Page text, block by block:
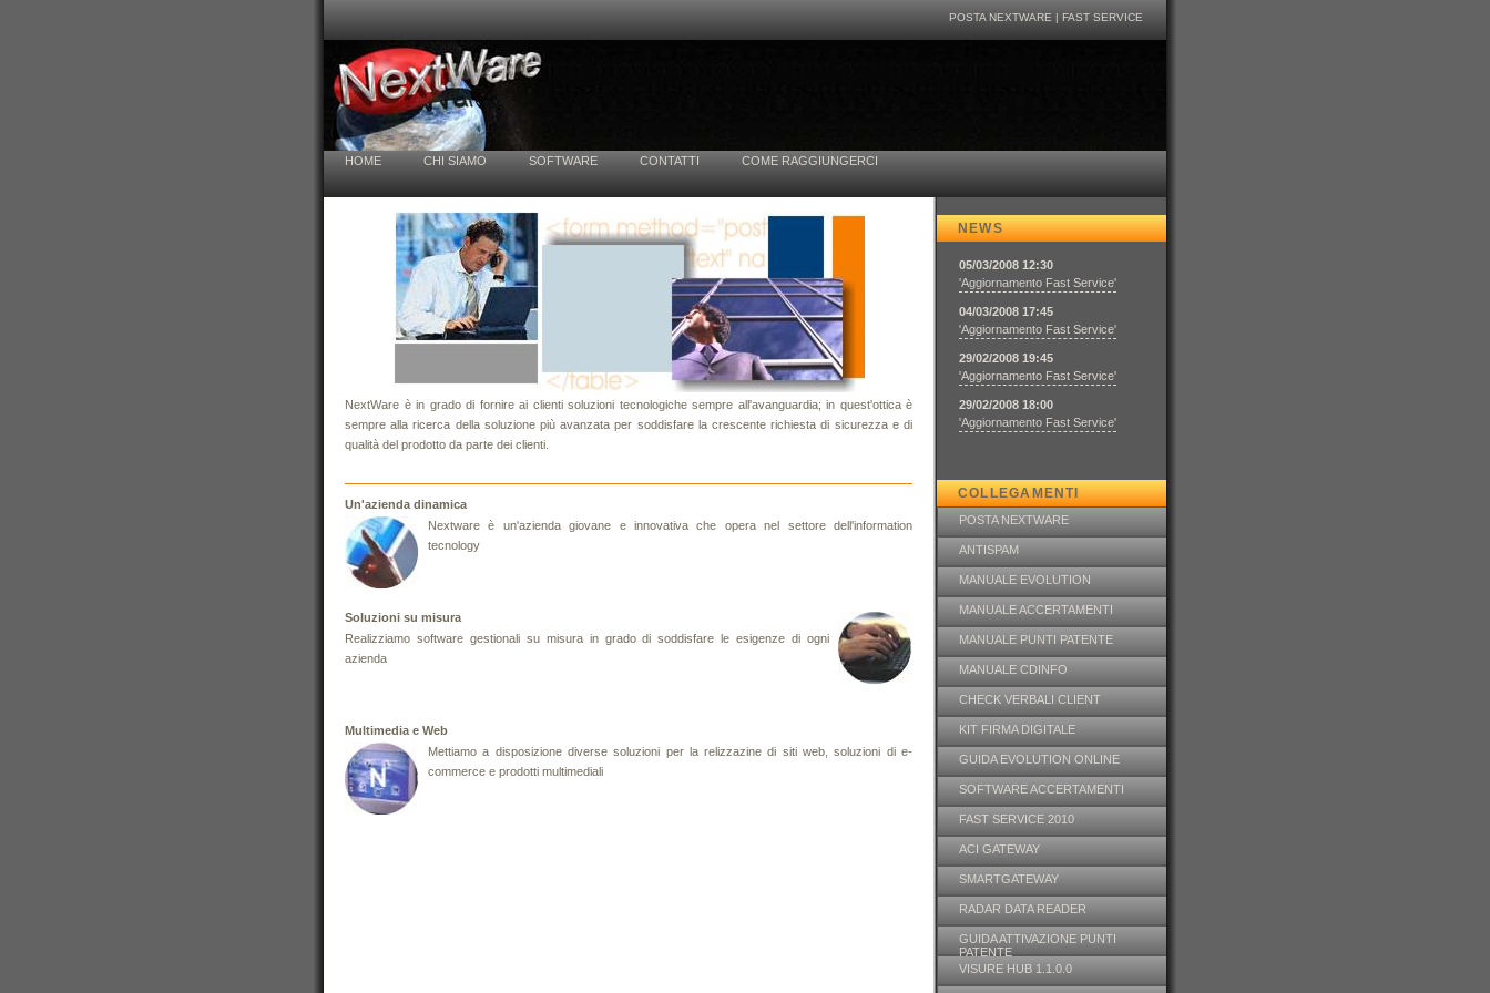
POSTA NEXTWARE | FAST SERVICE
HOME CHI SIAMO SOFTWARE CONTATTI COME RAGGIUNGERCI
NEWS
05/03/2008 12:30
'Aggiornamento Fast Service'
04/03/2008 17:45
'Aggiornamento Fast Service'
29/02/2008 19:45
'Aggiornamento Fast Service'
29/02/2008 18:00
'Aggiornamento Fast Service'
COLLEGAMENTI
POSTA NEXTWARE
ANTISPAM
MANUALE EVOLUTION
MANUALE ACCERTAMENTI
MANUALE PUNTI PATENTE
MANUALE CDINFO
CHECK VERBALI CLIENT
KIT FIRMA DIGITALE
GUIDA EVOLUTION ONLINE
SOFTWARE ACCERTAMENTI
FAST SERVICE 2010
ACI GATEWAY
SMARTGATEWAY
RADAR DATA READER
GUIDA ATTIVAZIONE PUNTI
PATENTE
VISURE HUB 1.1.0.0
NextWare è in grado di fornire ai clienti soluzioni tecnologiche sempre all'avanguardia; in quest'ottica è
sempre alla ricerca della soluzione più avanzata per soddisfare la crescente richiesta di sicurezza e di
qualità del prodotto da parte dei clienti.
Un'azienda dinamica
Nextware è un'azienda giovane e innovativa che opera nel settore dell'information
tecnology
Soluzioni su misura
Realizziamo software gestionali su misura in grado di soddisfare le esigenze di ogni
azienda
Multimedia e Web
Mettiamo a disposizione diverse soluzioni per la relizzazine di siti web, soluzioni di e-
commerce e prodotti multimediali